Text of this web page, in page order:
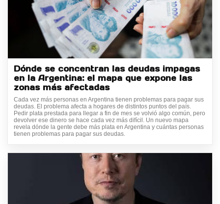
Dónde se concentran las deudas impagas
en la Argentina: el mapa que expone las
zonas más afectadas
Cada vez más personas en Argentina tienen problemas para pagar sus
deudas. El problema afecta a hogares de distintos puntos del país.
Pedir plata prestada para llegar a fin de mes se volvió algo común, pero
devolver ese dinero se hace cada vez más difícil. Un nuevo mapa
revela dónde la gente debe más plata en Argentina y cuántas personas
tienen problemas para pagar sus deudas.